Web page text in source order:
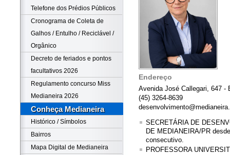
Telefone dos Prédios Públicos
Cronograma de Coleta de
Galhos / Entulho / Reciclável /
Orgânico
Decreto de feriados e pontos
facultativos 2026
Regulamento concurso Miss
Medianeira 2026
Conheça Medianeira
Histórico / Símbolos
Bairros
Mapa Digital de Medianeira
Endereço
Avenida José Callegari, 647 -
(45) 3264-8639
SECRETÁRIA DE
DE MEDIANEIRA/PR
consecutivo.
PROFESSORA